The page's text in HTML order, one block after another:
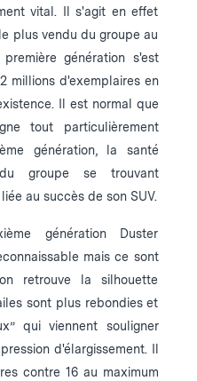
vital. Il s'agit en effet
plus vendu du groupe au
première génération s'est
millions d'exemplaires en
Il est normal que
tout particulièrement
génération, la santé
groupe se trouvant
au succès de son SUV.
génération Duster
mais ce sont
retrouve la silhouette
sont plus rebondies et
qui viennent souligner
d'élargissement. Il
contre 16 au maximum